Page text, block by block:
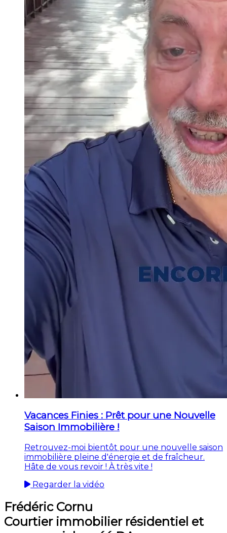
Vacances Finies : Prêt pour une Nouvelle
Saison Immobilière !
Retrouvez-moi bientôt pour une nouvelle saison
immobilière pleine d'énergie et de fraîcheur.
Hâte de vous revoir ! À très vite !
Regarder la vidéo
Frédéric Cornu
Courtier immobilier résidentiel et